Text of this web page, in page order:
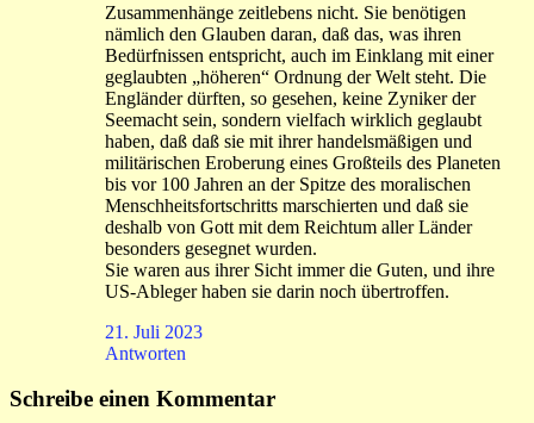
Zusammenhänge zeitlebens nicht. Sie benötigen
nämlich den Glauben daran, daß das, was ihren
Bedürfnissen entspricht, auch im Einklang mit einer
geglaubten „höheren“ Ordnung der Welt steht. Die
Engländer dürften, so gesehen, keine Zyniker der
Seemacht sein, sondern vielfach wirklich geglaubt
haben, daß daß sie mit ihrer handelsmäßigen und
militärischen Eroberung eines Großteils des Planeten
bis vor 100 Jahren an der Spitze des moralischen
Menschheitsfortschritts marschierten und daß sie
deshalb von Gott mit dem Reichtum aller Länder
besonders gesegnet wurden.
Sie waren aus ihrer Sicht immer die Guten, und ihre
US-Ableger haben sie darin noch übertroffen.
21. Juli 2023
Antworten
Schreibe einen Kommentar